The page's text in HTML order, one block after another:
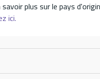
plus sur le pays
ici.